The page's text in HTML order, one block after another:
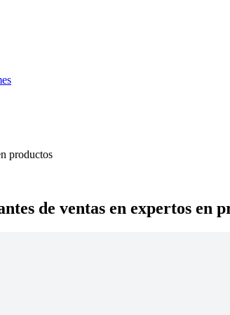
productos
de ventas en expertos en